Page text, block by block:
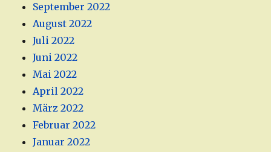
September 2022
August 2022
Juli 2022
Juni 2022
Mai 2022
April 2022
März 2022
Februar 2022
Januar 2022